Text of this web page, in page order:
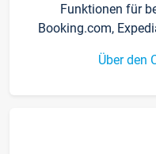
Funktionen für
Booking.com,
Über den